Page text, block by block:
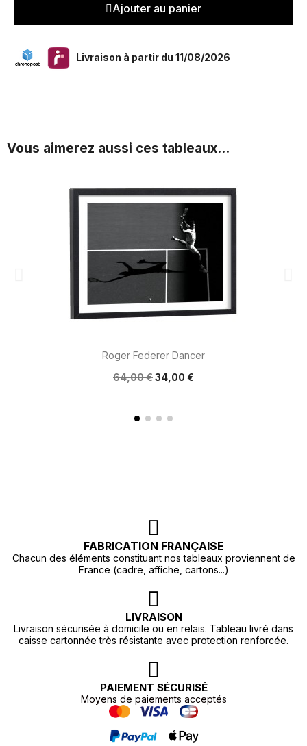
Ajouter au panier
Livraison à partir du 11/08/2026
Vous aimerez aussi ces tableaux...
Roger Federer Dancer
64,00 €34,00 €
FABRICATION FRANÇAISE
Chacun des éléments constituant nos tableaux proviennent de
France (cadre, affiche, cartons...)
LIVRAISON
Livraison sécurisée à domicile ou en relais. Tableau livré dans
caisse cartonnée très résistante avec protection renforcée.
PAIEMENT SÉCURISÉ
Moyens de paiements acceptés